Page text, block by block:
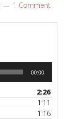
1 Comment
00:00
2:26
1:11
1:16